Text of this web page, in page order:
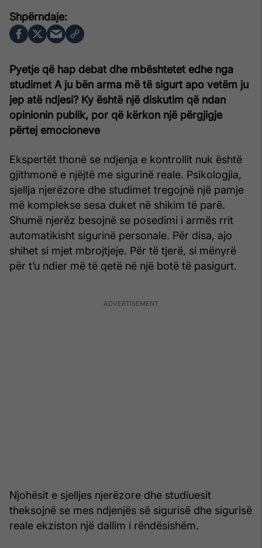
Pyetje që hap debat dhe mbështetet edhe nga
studimet A ju bën arma më të sigurt apo vetëm ju
jep atë ndjesi? Ky është një diskutim që ndan
opinionin publik, por që kërkon një përgjigje
përtej emocioneve
Ekspertët thonë se ndjenja e kontrollit nuk është
gjithmonë e njëjtë me sigurinë reale. Psikologjia,
sjellja njerëzore dhe studimet tregojnë një pamje
më komplekse sesa duket në shikim të parë.
Shumë njerëz besojnë se posedimi i armës rrit
automatikisht sigurinë personale. Për disa, ajo
shihet si mjet mbrojtjeje. Për të tjerë, si mënyrë
për t’u ndier më të qetë në një botë të pasigurt.
Njohësit e sjelljes njerëzore dhe studiuesit
theksojnë se mes ndjenjës së sigurisë dhe sigurisë
reale ekziston një dallim i rëndësishëm.